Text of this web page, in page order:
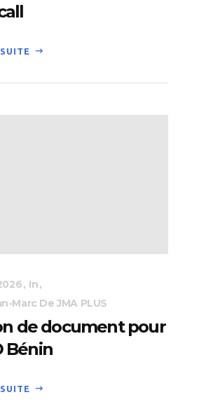
In
Marc De JMA PLUS
de document pour
Bénin